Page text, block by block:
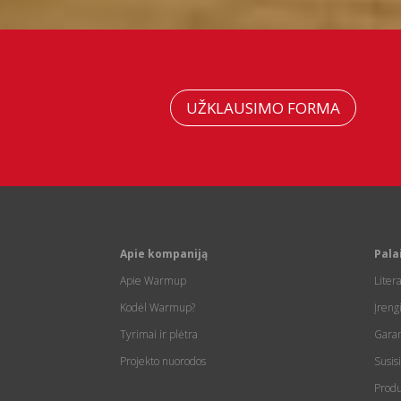
UŽKLAUSIMO FORMA
Apie kompaniją
Apie Warmup
Kodėl Warmup?
Tyrimai ir plėtra
Projekto nuorodos